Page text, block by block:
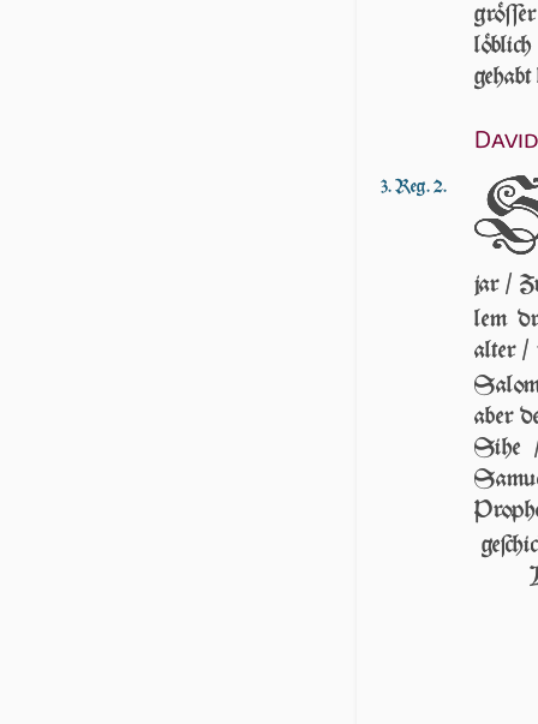
gehabt
3. Reg. 2.
jar /
lem
alter /
aber
Sihe /